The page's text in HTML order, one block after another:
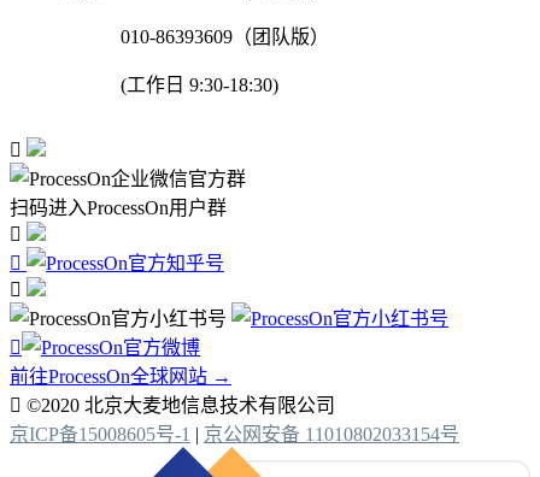
010-86393609（团队版）
(工作日 9:30-18:30)

扫码进入ProcessOn用户群




前往ProcessOn全球网站 →
 ©2020 北京大麦地信息技术有限公司
京ICP备15008605号-1 | 京公网安备 11010802033154号